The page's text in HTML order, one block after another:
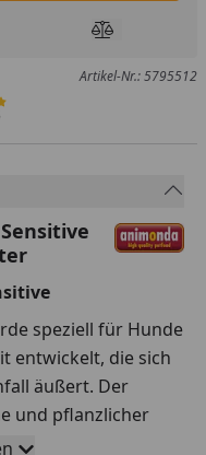
hinzufügenProdukt
Artikel-Nr.: 5795512
speziell für Hunde
entwickelt, die sich
äußert. Der
und pflanzlicher